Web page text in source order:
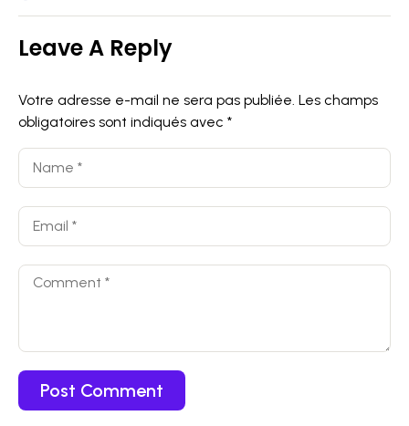
Leave A Reply
Votre adresse e-mail ne sera pas publiée. Les champs
obligatoires sont indiqués avec *